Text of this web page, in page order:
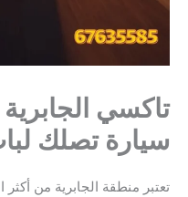
سيارة تصلك
تعتبر منطقة الجابرية من